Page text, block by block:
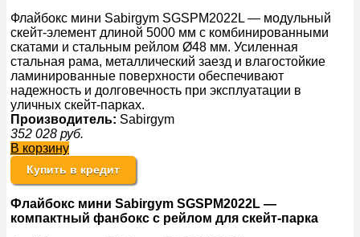
Флайбокс мини Sabirgym SGSPM2022L — модульный
скейт-элемент длиной 5000 мм с комбинированными
скатами и стальным рейлом Ø48 мм. Усиленная
стальная рама, металлический заезд и влагостойкие
ламинированные поверхности обеспечивают
надежность и долговечность при эксплуатации в
уличных скейт-парках.
Производитель: Sabirgym
352 028 руб.
В корзину
Купить в кредит
Флайбокс мини Sabirgym SGSPM2022L —
компактный фанбокс с рейлом для скейт-парка